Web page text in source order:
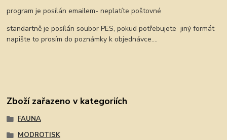
program je posílán emailem- neplatíte poštovné
standartně je posílán soubor PES, pokud potřebujete jiný formát
napište to prosím do poznámky k objednávce....
Zboží zařazeno v kategoriích
FAUNA
MODROTISK